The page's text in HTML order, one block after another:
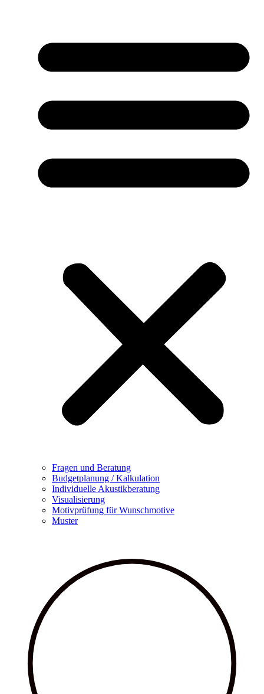
Fragen und Beratung
Budgetplanung / Kalkulation
Individuelle Akustikberatung
Visualisierung
Motivprüfung für Wunschmotive
Muster